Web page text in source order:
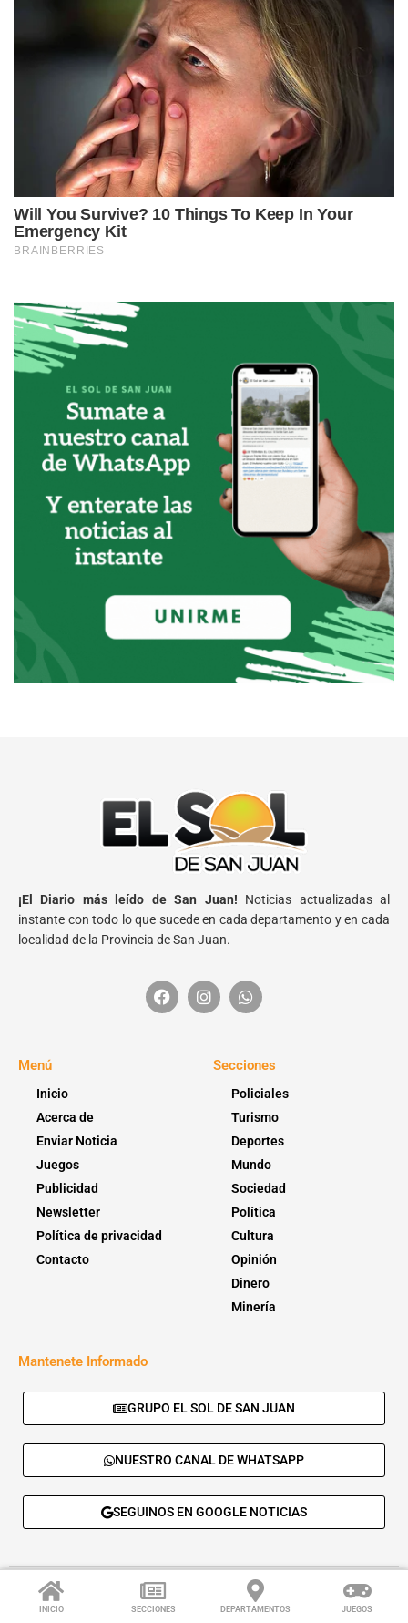
INICIO SECCIONES DEPARTAMENTOS JUEGOS
¡El Diario más leído de San Juan! Noticias actualizadas al
instante con todo lo que sucede en cada departamento y en cada
localidad de la Provincia de San Juan.
Menú
Inicio
Acerca de
Enviar Noticia
Juegos
Publicidad
Newsletter
Política de privacidad
Contacto
Secciones
Policiales
Turismo
Deportes
Mundo
Sociedad
Política
Cultura
Opinión
Dinero
Minería
Mantenete Informado
GRUPO EL SOL DE SAN JUAN
NUESTRO CANAL DE WHATSAPP
SEGUINOS EN GOOGLE NOTICIAS
© 2026 - El Sol de San Juan. Todos los derechos reservados. |
Desarrolla:
Daskalos Solutions